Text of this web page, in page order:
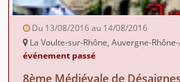
Du 13/08/2016 au 14/08/2016
La Voulte-sur-Rhône, Auvergne-
événement passé
8ème Médiévale de